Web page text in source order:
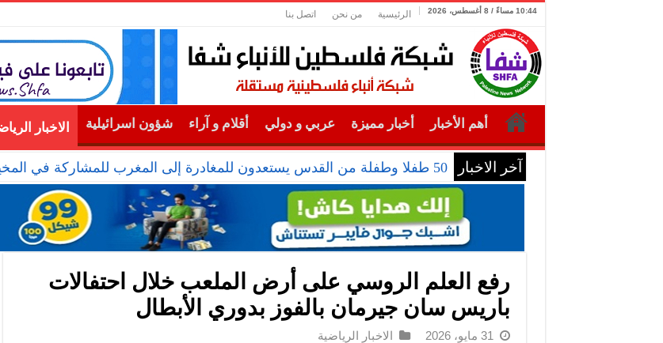
10:44 مساءً / 8 أغسطس، 2026 الرئيسية من نحن اتصل بنا
أهم الأخبار أخبار مميزة عربي و دولي أقلام و آراء شؤون اسرائيلية الاخبار
آخر الاخبار 50 طفلا وطفلة من القدس يستعدون للمغادرة إلى المغرب للمشاركة في المخيم الصيفي السنوي
رفع العلم الروسي على أرض الملعب خلال احتفالات
باريس سان جيرمان بالفوز بدوري الأبطال
31 مايو، 2026 الاخبار الرياضية